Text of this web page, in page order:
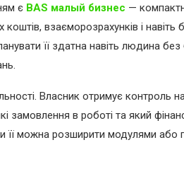
є BAS малый бизнес —
взаєморозрахунків і навіть
її здатна навіть людина без
Власник отримує контроль
замовлення в роботі та який
можна розширити модулями або